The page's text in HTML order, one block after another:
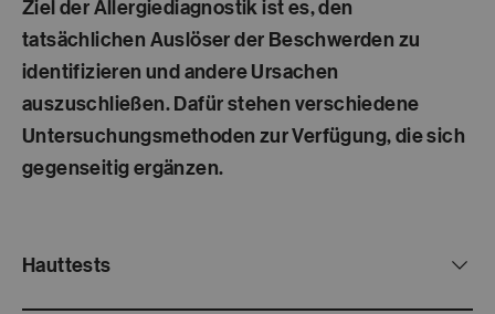
Ziel der Allergiediagnostik ist es,den
tatsächlichen Auslöser der Beschwerden zu
identifizieren und andere Ursachen
auszuschließen. Dafür stehen verschiedene
Untersuchungsmethoden zur Verfügung, die sich
gegenseitig ergänzen.
Hauttests